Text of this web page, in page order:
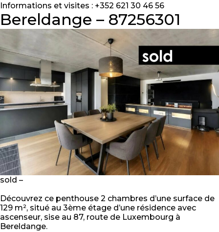
Informations et visites : +352 621 30 46 56
Bereldange – 87256301
sold –
Découvrez ce penthouse 2 chambres d’une surface de
129 m², situé au 3ème étage d’une résidence avec
ascenseur, sise au 87, route de Luxembourg à
Bereldange.